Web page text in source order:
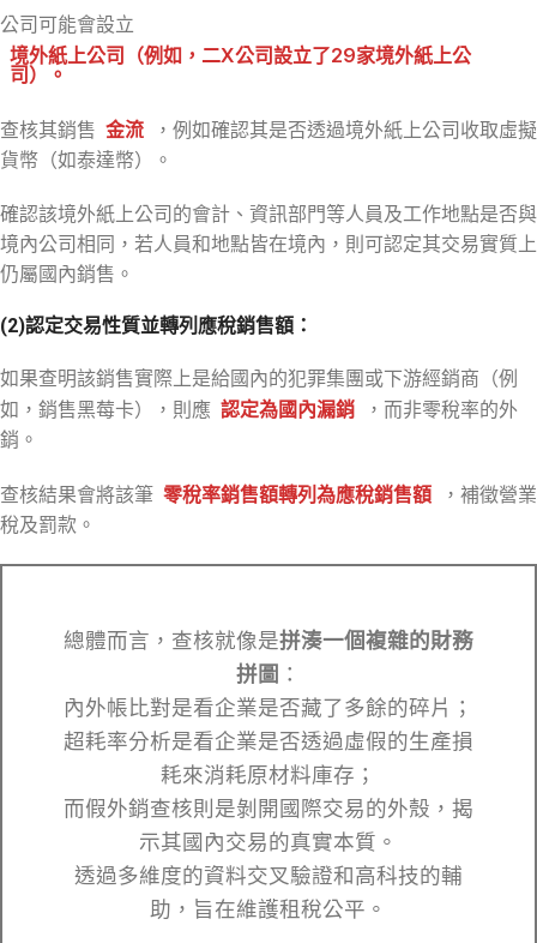
公司可能會設立
境外紙上公司 （例如，二X公司設立了29家境外紙上公
司）。
查核其銷售 金流
，例如確認其是否透過境外紙上公司收取虛擬
貨幣（如泰達幣）。
確認該境外紙上公司的會計、資訊部門等人員及工作地點是否與
境內公司相同，若人員和地點皆在境內，則可認定其交易實質上
仍屬國內銷售。
(2)認定交易性質並轉列應稅銷售額：
如果查明該銷售實際上是給國內的犯罪集團或下游經銷商（例
如，銷售黑莓卡），則應 認定為國內漏銷
，而非零稅率的外
銷。
查核結果會將該筆 零稅率銷售額轉列為應稅銷售額
，補徵營業
稅及罰款。
總體而言，查核就像是拼湊一個複雜的財務
拼圖 ：
內外帳比對是看企業是否藏了多餘的碎片；
超耗率分析是看企業是否透過虛假的生產損
耗來消耗原材料庫存；
而假外銷查核則是剝開國際交易的外殼，揭
示其國內交易的真實本質。
透過多維度的資料交叉驗證和高科技的輔
助，旨在維護租稅公平。